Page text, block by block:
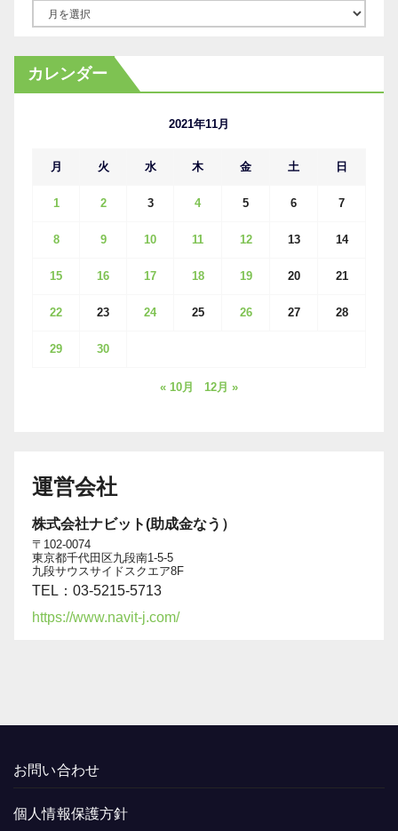
カ
イ
カレンダー
2021年11月
月 火 水 木 金 土 日
1 2 3 4 5 6 7
8 9 10 11 12 13 14
15 16 17 18 19 20 21
22 23 24 25 26 27 28
29 30
« 10月 12月 »
運営会社
株式会社ナビット(助成金なう）
〒102-0074
東京都千代田区九段南1-5-5
九段サウスサイドスクエア8F
TEL：03-5215-5713
https://www.navit-j.com/
お問い合わせ
個人情報保護方針